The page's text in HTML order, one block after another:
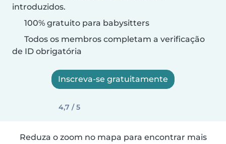
introduzidos.
100% gratuito para babysitters
Todos os membros completam a verificação
de ID obrigatória
Inscreva-se gratuitamente
4,7 / 5
Reduza o zoom no mapa para encontrar mais